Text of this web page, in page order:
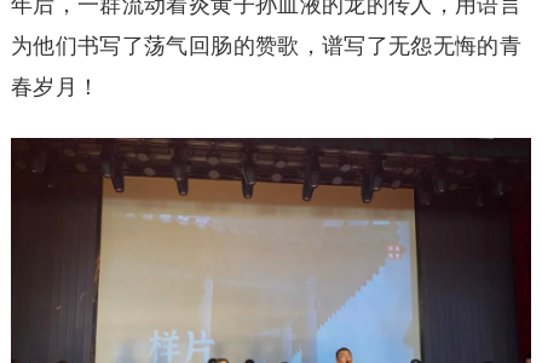
年后，一群流动着炎黄子孙血液的龙的传人，用语言
为他们书写了荡气回肠的赞歌，谱写了无怨无悔的青
春岁月！